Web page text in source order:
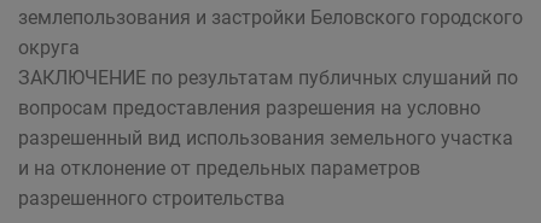
землепользования и застройки Беловского городского
округа
ЗАКЛЮЧЕНИЕ по результатам публичных слушаний по
вопросам предоставления разрешения на условно
разрешенный вид использования земельного участка
и на отклонение от предельных параметров
разрешенного строительства